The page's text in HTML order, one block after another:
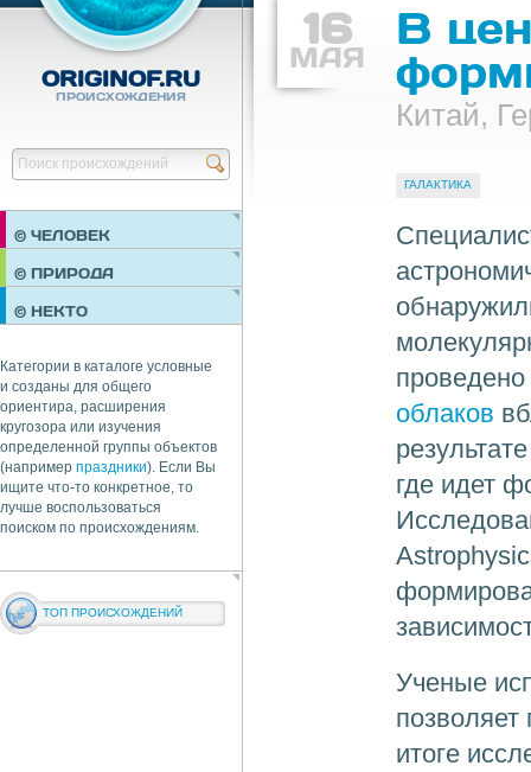
ORIGINOF.RU
ПРОИСХОЖДЕНИЯ
© ЧЕЛОВЕК
ПРАЗДНИКИ
ОБЩЕСТВО
© ПРИРОДА
© НЕКТО
Категории в каталоге условные
и созданы для общего
ориентира, расширения
кругозора или изучения
определенной группы объектов
(например праздники). Если Вы
ищите что-то конкретное, то
лучше воспользоваться
поиском по происхождениям.
ТОП ПРОИСХОЖДЕНИЙ
16
МАЯ
В
Китай,
ГАЛАКТИКА
облаков
где идет
Ученые
позволяет
итоге